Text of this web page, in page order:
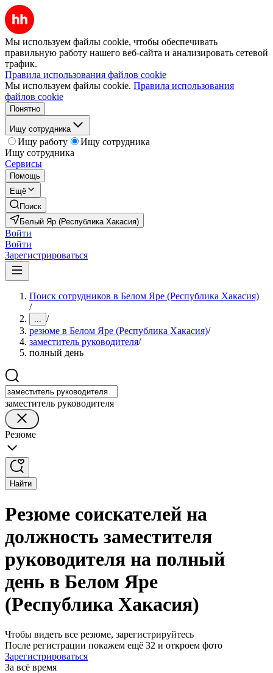
Мы используем файлы cookie, чтобы обеспечивать
правильную работу нашего веб-сайта и анализировать сетевой
трафик.
Правила использования файлов cookie
Мы используем файлы cookie. Правила использования
файлов cookie
Понятно
Ищу сотрудника
Ищу работу
Ищу сотрудника
Ищу сотрудника
Сервисы
Помощь
Ещё
Поиск
Белый Яр (Республика Хакасия)
Войти
Войти
Зарегистрироваться
Поиск сотрудников в Белом Яре (Республика Хакасия)
/
... /
резюме в Белом Яре (Республика Хакасия)/
заместитель руководителя/
полный день
заместитель руководителя
Резюме
Найти
Резюме соискателей на
должность заместителя
руководителя на полный
день в Белом Яре
(Республика Хакасия)
Чтобы видеть все резюме, зарегистрируйтесь
После регистрации покажем ещё 32 и откроем фото
Зарегистрироваться
За всё время